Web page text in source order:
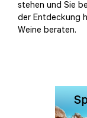
stehen und Sie
der Entdeckung
Weine beraten.